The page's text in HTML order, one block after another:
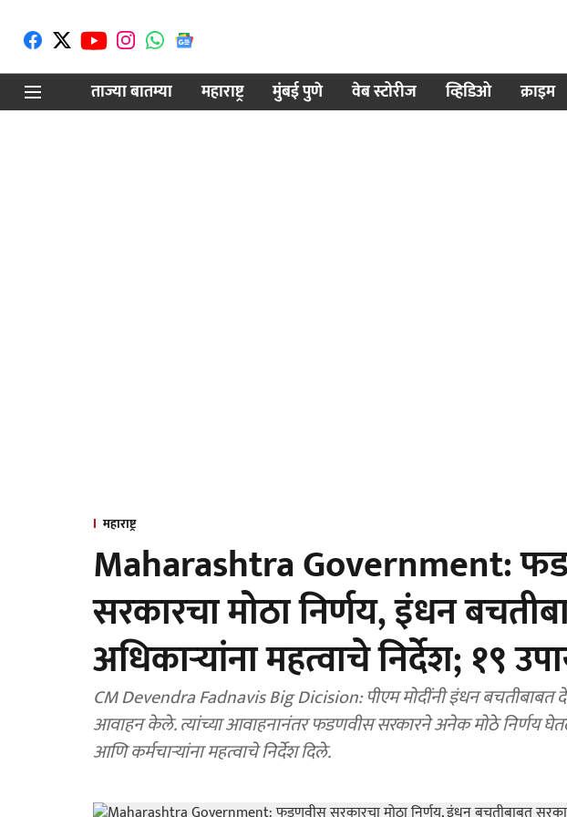
ताज्या बातम्या
महाराष्ट्र मुंबई पुणे वेब स्टोरीज व्हिडिओ क्राइम
महाराष्ट्र
Maharashtra Government:
सरकारचा मोठा निर्णय, इंधन
अधिकाऱ्यांना महत्वाचे निर्देश; १९
CM Devendra Fadnavis Big Dicision: पीएम मोदींनी इंधन बचतीबाबत
आवाहन केले. त्यांच्या आवाहनानंतर फडणवीस सरकारने अनेक मोठे निर्णय
आणि कर्मचाऱ्यांना महत्वाचे निर्देश दिले.